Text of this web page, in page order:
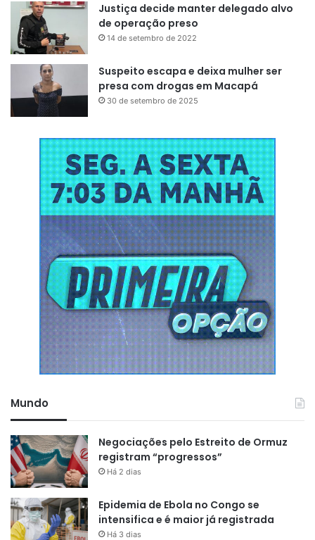
Justiça decide manter delegado alvo
de operação preso
14 de setembro de 2022
Suspeito escapa e deixa mulher ser
presa com drogas em Macapá
30 de setembro de 2025
Mundo
Negociações pelo Estreito de Ormuz
registram “progressos”
Há 2 dias
Epidemia de Ebola no Congo se
intensifica e é maior já registrada
Há 3 dias